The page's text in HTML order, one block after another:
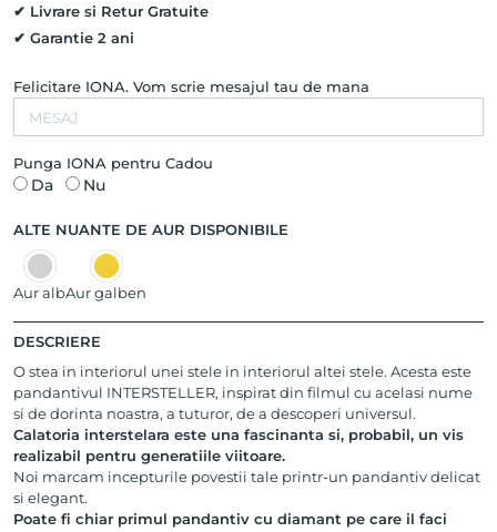
✔ Livrare si Retur Gratuite
✔ Garantie 2 ani
Felicitare IONA. Vom scrie mesajul tau de mana
Punga IONA pentru Cadou
Da Nu
ALTE NUANTE DE AUR DISPONIBILE
Aur albAur galben
DESCRIERE
O stea in interiorul unei stele in interiorul altei stele. Acesta este
pandantivul INTERSTELLER, inspirat din filmul cu acelasi nume
si de dorinta noastra, a tuturor, de a descoperi universul.
Calatoria interstelara este una fascinanta si, probabil, un vis
realizabil pentru generatiile viitoare.
Noi marcam incepturile povestii tale printr-un pandantiv delicat
si elegant.
Poate fi chiar primul pandantiv cu diamant pe care il faci